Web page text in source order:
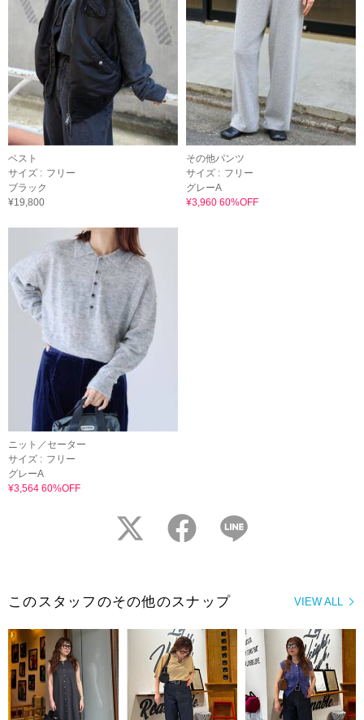
ベスト
サイズ : フリー
ブラック
¥19,800
その他パンツ
サイズ : フリー
グレーA
¥3,960 60%OFF
ニット／セーター
サイズ : フリー
グレーA
¥3,564 60%OFF
twitter facebook
VIEW ALL
このスタッフのその他のスナップ